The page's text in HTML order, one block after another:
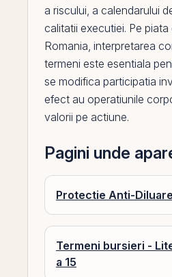
a riscului, a calendarului
calitatii executiei. Pe piata
Romania, interpretarea
termeni este esentiala
se modifica participatia
efect au operatiunile
valorii pe actiune.
Pagini unde
Protectie Anti-Diluare
Termeni bursieri -
a 15